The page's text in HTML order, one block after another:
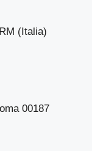
(Italia)
00187